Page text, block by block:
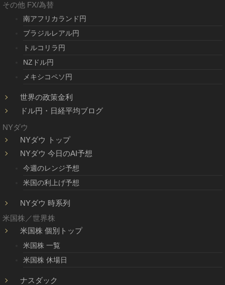
その他 FX/為替
南アフリカランド円
ブラジルレアル円
トルコリラ円
NZドル円
メキシコペソ円
世界の政策金利
ドル円・日経平均ブログ
NYダウ
NYダウ トップ
NYダウ 今日のAI予想
今週のレンジ予想
米国の利上げ予想
NYダウ 時系列
米国株／世界株
米国株 個別トップ
米国株 一覧
米国株 休場日
ナスダック